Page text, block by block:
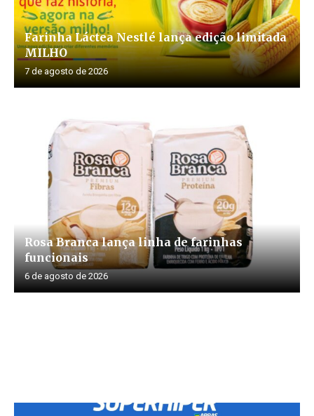
Farinha Láctea Nestlé lança edição limitada
MILHO
7 de agosto de 2026
Rosa Branca lança linha de farinhas
funcionais
6 de agosto de 2026